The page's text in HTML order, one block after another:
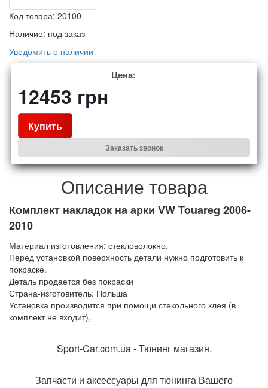
Код товара: 20100
Наличие: под заказ
Уведомить о наличии
Цена:
12453 грн
Купить
Заказать звонок
Описание товара
Комплект накладок на арки VW Touareg 2006-
2010
Материал изготовления: стекловолокно.
Перед установкой поверхность детали нужно подготовить к
покраске.
Деталь продается без покраски
Страна-изготовитель: Польша
Установка производится при помощи стекольного клея (в
комплект не входит),
Sport-Car.com.ua - Тюнинг магазин.
Запчасти и аксессуары для тюнинга Вашего